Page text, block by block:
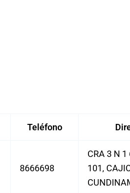
Teléfono
8666698
CRA 3 N 1
101,